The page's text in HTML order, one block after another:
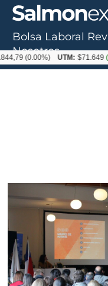
Bolsa Laboral
Nosotros
UTM: $71.649